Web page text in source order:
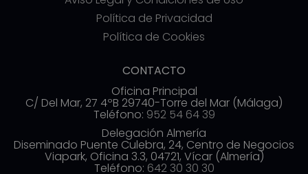
Política de Privacidad
Política de Cookies
CONTACTO
Oficina Principal
C/ Del Mar, 27 4ºB 29740-Torre del Mar (Málaga)
Teléfono: 952 54 64 39
Delegación Almería
Diseminado Puente Culebra, 24, Centro de Negocios
Viapark, Oficina 3.3, 04721, Vícar (Almería)
Teléfono: 642 30 30 30